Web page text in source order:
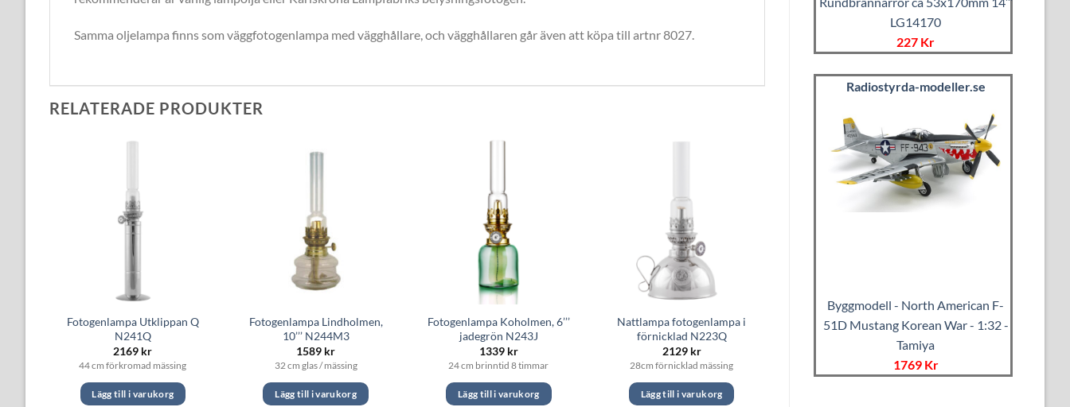
LG14170
227 Kr
Radiostyrda-modeller.se
Byggmodell - North American F-
51D Mustang Korean War - 1:32 -
Tamiya
1769 Kr
Samma oljelampa finns som väggfotogenlampa med vägghållare, och vägghållaren går även att köpa till artnr 8027.
RELATERADE PRODUKTER
Fotogenlampa Utklippan Q
N241Q
2169 kr
44 cm förkromad mässing
Lägg till i varukorg
Fotogenlampa Lindholmen,
10’’’ N244M3
1589 kr
32 cm glas / mässing
Lägg till i varukorg
Fotogenlampa Koholmen, 6’’’
jadegrön N243J
1339 kr
24 cm brinntid 8 timmar
Lägg till i varukorg
Nattlampa fotogenlampa i
förnicklad N223Q
2129 kr
28cm förnicklad mässing
Lägg till i varukorg